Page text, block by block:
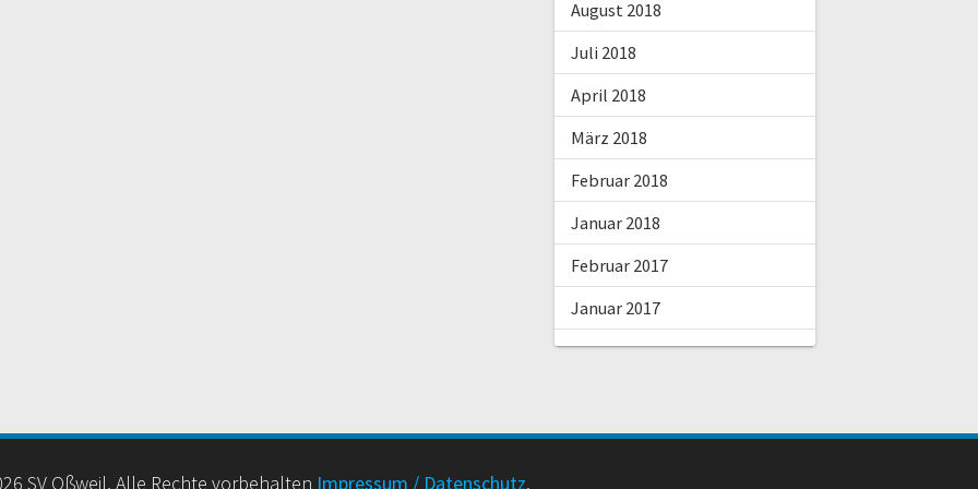
August 2018
Juli 2018
April 2018
März 2018
Februar 2018
Januar 2018
Februar 2017
Januar 2017
SV Oßweil. Alle Rechte vorbehalten Impressum / Datenschutz.